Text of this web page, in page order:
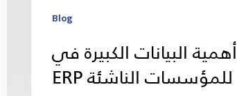
Blog
أهمية البيانات الكبيرة في
ERP للمؤسسات الناشئة